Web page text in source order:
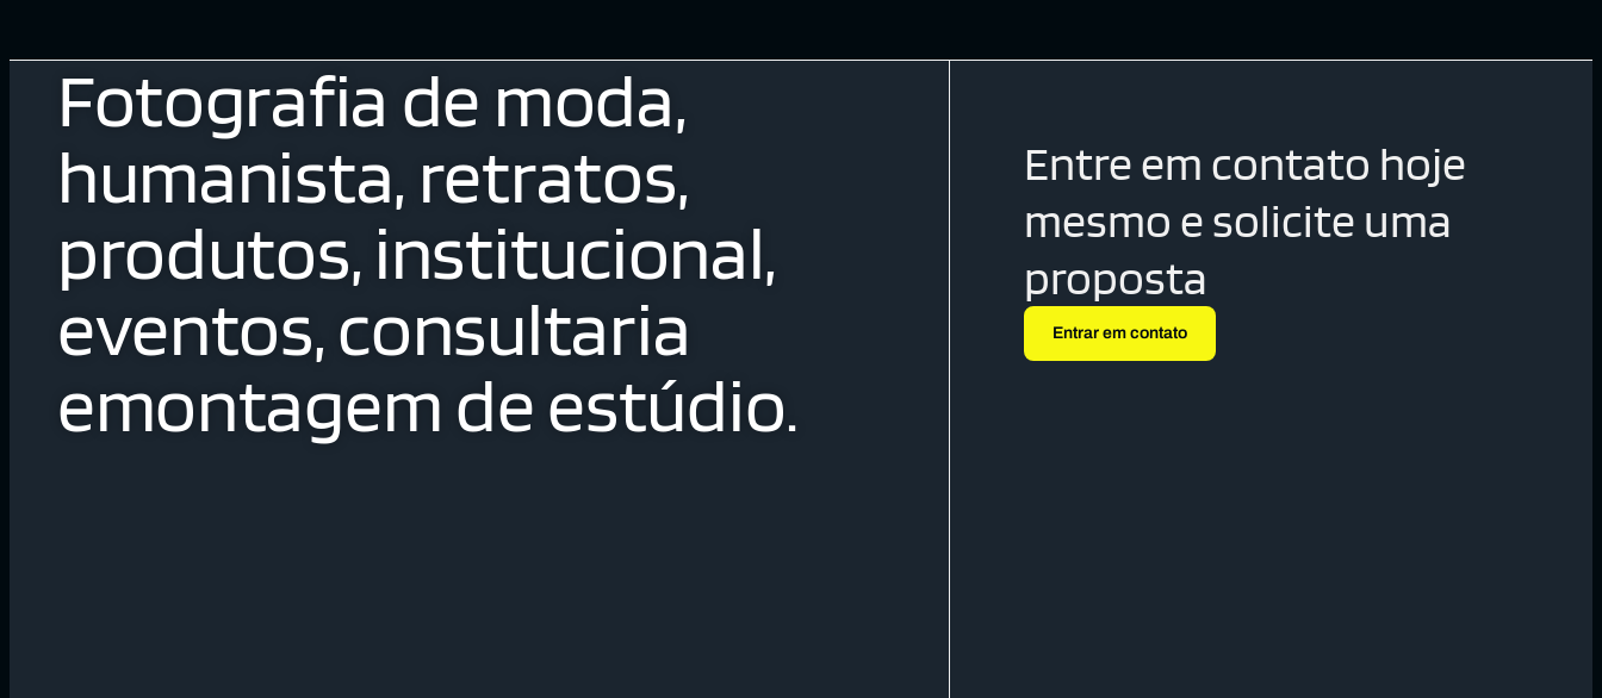
Fotografia de moda,
humanista, retratos,
produtos, institucional,
eventos, consultaria
emontagem de estúdio.
Entre em contato hoje
mesmo e solicite uma
proposta
Entrar em contato